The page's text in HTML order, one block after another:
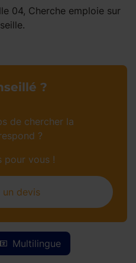
04, Cherche emploie sur
Multilingue
?
de chercher la
?
pour vous !
un devis